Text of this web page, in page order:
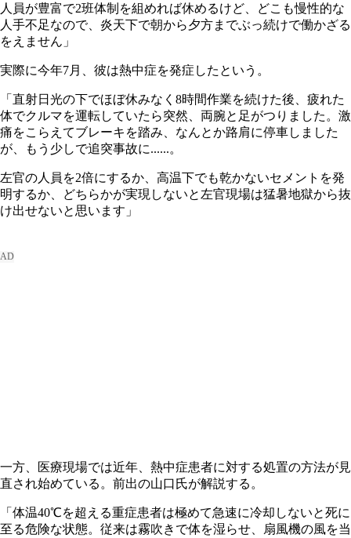
人員が豊富で2班体制を組めれば休めるけど、どこも慢性的な
人手不足なので、炎天下で朝から夕方までぶっ続けで働かざる
をえません」
実際に今年7月、彼は熱中症を発症したという。
「直射日光の下でほぼ休みなく8時間作業を続けた後、疲れた
体でクルマを運転していたら突然、両腕と足がつりました。激
痛をこらえてブレーキを踏み、なんとか路肩に停車しました
が、もう少しで追突事故に......。
左官の人員を2倍にするか、高温下でも乾かないセメントを発
明するか、どちらかが実現しないと左官現場は猛暑地獄から抜
け出せないと思います」
一方、医療現場では近年、熱中症患者に対する処置の方法が見
直され始めている。前出の山口氏が解説する。
「体温40℃を超える重症患者は極めて急速に冷却しないと死に
至る危険な状態。従来は霧吹きで体を湿らせ、扇風機の風を当